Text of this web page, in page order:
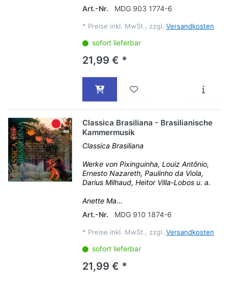
Art.-Nr.
MDG 903 1774-6
* Preise inkl. MwSt., zzgl. Versandkosten
sofort lieferbar
21,99 € *
Classica Brasiliana - Brasilianische
Kammermusik
Classica Brasiliana
Werke von Pixinguinha, Louiz Antônio,
Ernesto Nazareth, Paulinho da Viola,
Darius Milhaud, Heitor Villa-Lobos u. a.
Anette Ma...
Art.-Nr.
MDG 910 1874-6
* Preise inkl. MwSt., zzgl. Versandkosten
sofort lieferbar
21,99 € *